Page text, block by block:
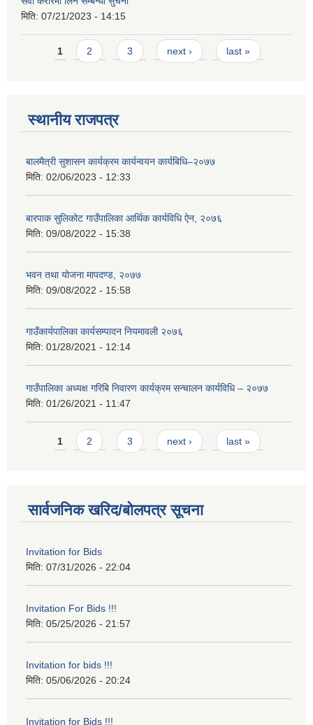
मिति: 07/21/2023 - 14:15
Pages
1 2 3 next › last »
स्थानीय राजपत्र
बालमैत्री सुशासन कार्यक्रम कार्यन्वयन कार्यबिधि–२०७७
मिति: 02/06/2023 - 12:33
बारपाक सुलिकोट गाउँपालिका आर्थिक कार्यविधि ऐन, २०७६
मिति: 09/08/2022 - 15:38
भवन तथा योजना मापदण्ड, २०७७
मिति: 09/08/2022 - 15:58
गाउँकार्यपालिका कार्यसम्पादन नियमावली २०७६
मिति: 01/28/2021 - 12:14
गाउँपालिका अध्यक्ष गरिबि निवारण कार्यक्रम सन्चालन कार्यविधि – २०७७
मिति: 01/26/2021 - 11:47
Pages
1 2 3 next › last »
सार्वजनिक खरिद/बोलपत्र सूचना
Invitation for Bids
मिति: 07/31/2026 - 22:04
Invitation For Bids !!!
मिति: 05/25/2026 - 21:57
Invitation for bids !!!
मिति: 05/06/2026 - 20:24
Invitation for Bids !!!